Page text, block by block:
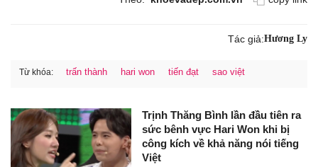
Tác giả:Hương Ly
Từ khóa: trấn thành hari won tiến đạt sao việt
Trịnh Thăng Bình lần đầu tiên ra
sức bênh vực Hari Won khi bị
công kích về khả năng nói tiếng
Việt